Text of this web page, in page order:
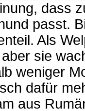
dass
passt.
Als
sie
weniger
dafür
aus